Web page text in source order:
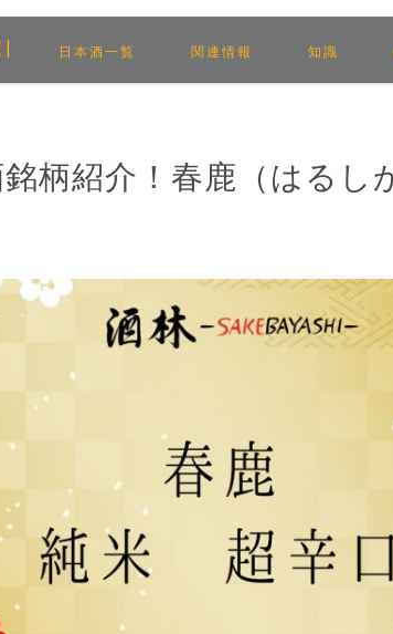
日本酒一覧 関連情報 知識
柄紹介！春鹿（はるし